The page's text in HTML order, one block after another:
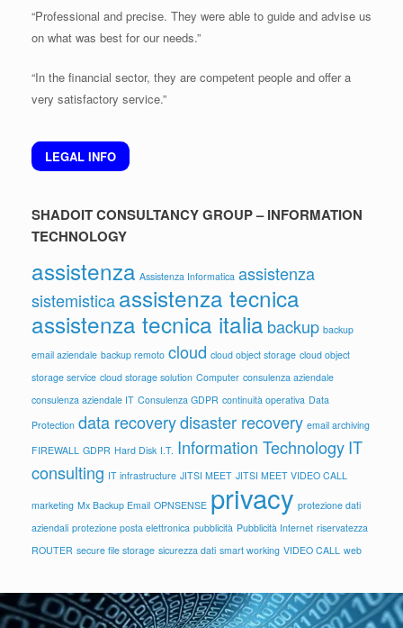
“Professional and precise. They were able to guide and advise us
on what was best for our needs.”
“In the financial sector, they are competent people and offer a
very satisfactory service.”
LEGAL INFO
SHADOIT CONSULTANCY GROUP – INFORMATION
TECHNOLOGY
assistenza Assistenza Informatica assistenza
sistemisticaassistenza tecnica
assistenza tecnica italia backup backup
email aziendale backup remoto cloud cloud object storage cloud object
storage service cloud storage solution Computer consulenza aziendale
consulenza aziendale IT Consulenza GDPR continuità operativa Data
Protection data recoverydisaster recovery email archiving
FIREWALL GDPR Hard Disk I.T. Information TechnologyIT
consulting IT infrastructure JITSI MEET JITSI MEET VIDEO CALL
marketing Mx Backup Email OPNSENSE privacy protezione dati
aziendali protezione posta elettronica pubblicità Pubblicità Internet riservatezza
ROUTER secure file storage sicurezza dati smart working VIDEO CALL web